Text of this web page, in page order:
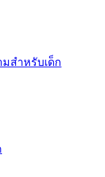
มสำหรับเด็ก